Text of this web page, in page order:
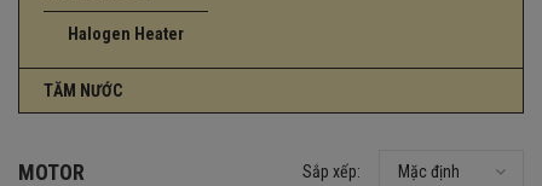
Halogen Heater
TĂM NƯỚC
MOTOR Sắp xếp: Mặc định